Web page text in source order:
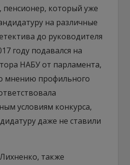
пенсионер, который уже
на различные
до руководителя
году подавался на
НАБУ от парламента,
мнению профильного
условиям конкурса,
даже не ставили
также